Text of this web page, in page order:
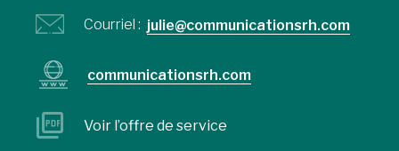
Courriel : julie@communicationsrh.com
communicationsrh.com
Voir l’offre de service